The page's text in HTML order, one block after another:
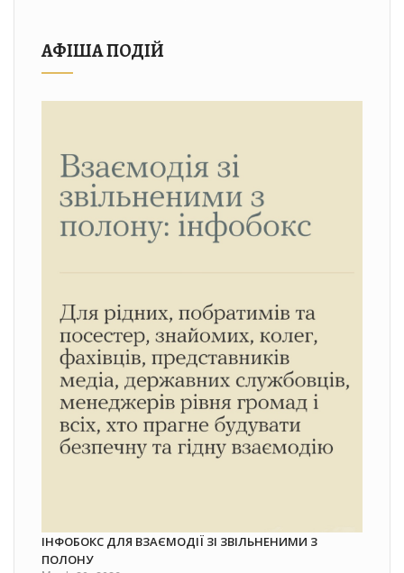
АФІША ПОДІЙ
ІНФОБОКС ДЛЯ ВЗАЄМОДІЇ ЗІ ЗВІЛЬНЕНИМИ З
ПОЛОНУ